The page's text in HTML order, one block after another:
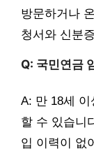
방문하거나
청서와 신분
Q: 국민연금
A: 만 18세 이
할 수 있습니
입 이력이 없